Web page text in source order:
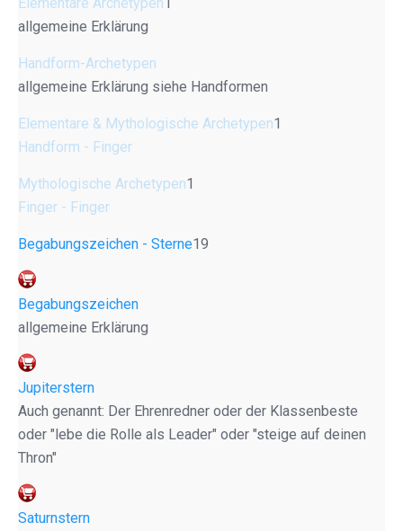
allgemeine Erklärung
Handform-Archetypen
allgemeine Erklärung siehe Handformen
Elementare & Mythologische Archetypen1
Handform - Finger
Mythologische Archetypen1
Finger - Finger
Begabungszeichen - Sterne19
Begabungszeichen
allgemeine Erklärung
Jupiterstern
Auch genannt: Der Ehrenredner oder der Klassenbeste
oder "lebe die Rolle als Leader" oder "steige auf deinen
Thron"
Saturnstern